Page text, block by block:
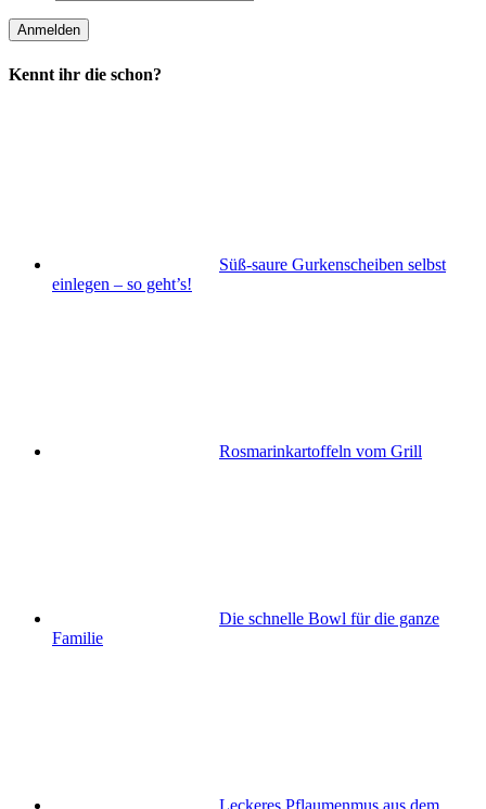
Kennt ihr die schon?
Süß-saure Gurkenscheiben selbst
einlegen – so geht’s!
Rosmarinkartoffeln vom Grill
Die schnelle Bowl für die ganze
Familie
Leckeres Pflaumenmus aus dem